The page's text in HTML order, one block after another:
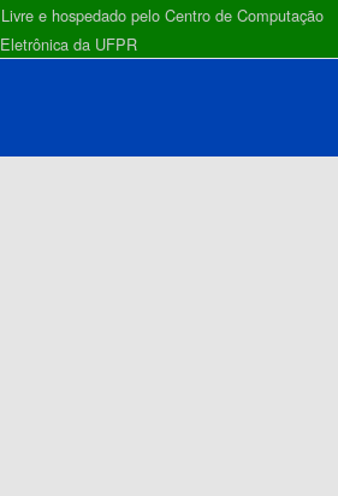
e hospedado pelo Centro de Computação
Eletrônica da UFPR